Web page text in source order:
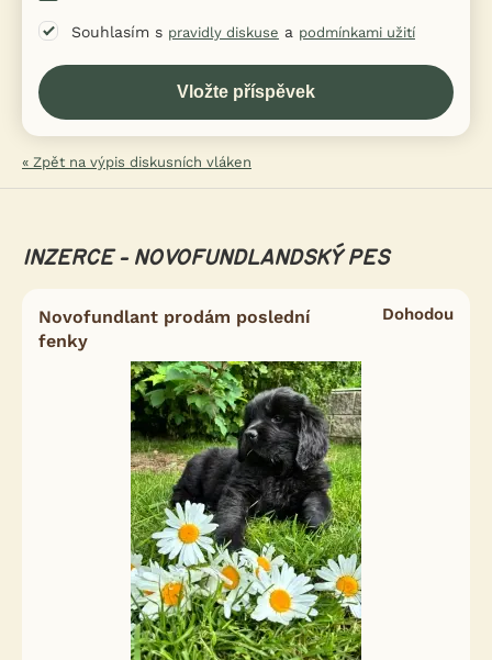
Souhlasím s pravidly diskuse a podmínkami užití
« Zpět na výpis diskusních vláken
INZERCE - NOVOFUNDLANDSKÝ PES
Novofundlant prodám poslední
fenky
Dohodou